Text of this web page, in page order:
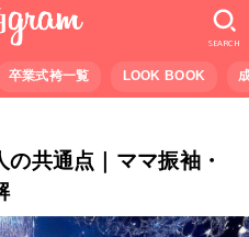
卒業式袴一覧 LOOK BOOK
SEARCH
共通点｜ママ振袖・